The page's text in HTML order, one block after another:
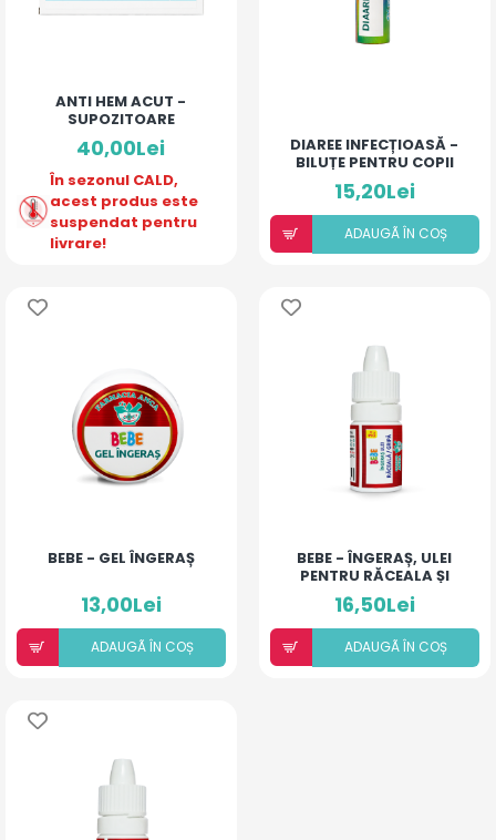
ANTI HEM ACUT -
SUPOZITOARE
40,00Lei
În sezonul CALD,
acest produs este
suspendat pentru
livrare!
DIAREE INFECȚIOASĂ -
BILUȚE PENTRU COPII
15,20Lei
ADAUGÃ ÎN COȘ
BEBE - GEL ÎNGERAȘ
13,00Lei
ADAUGÃ ÎN COȘ
BEBE - ÎNGERAȘ, ULEI
PENTRU RĂCEALA ȘI
GRIPĂ
16,50Lei
ADAUGÃ ÎN COȘ